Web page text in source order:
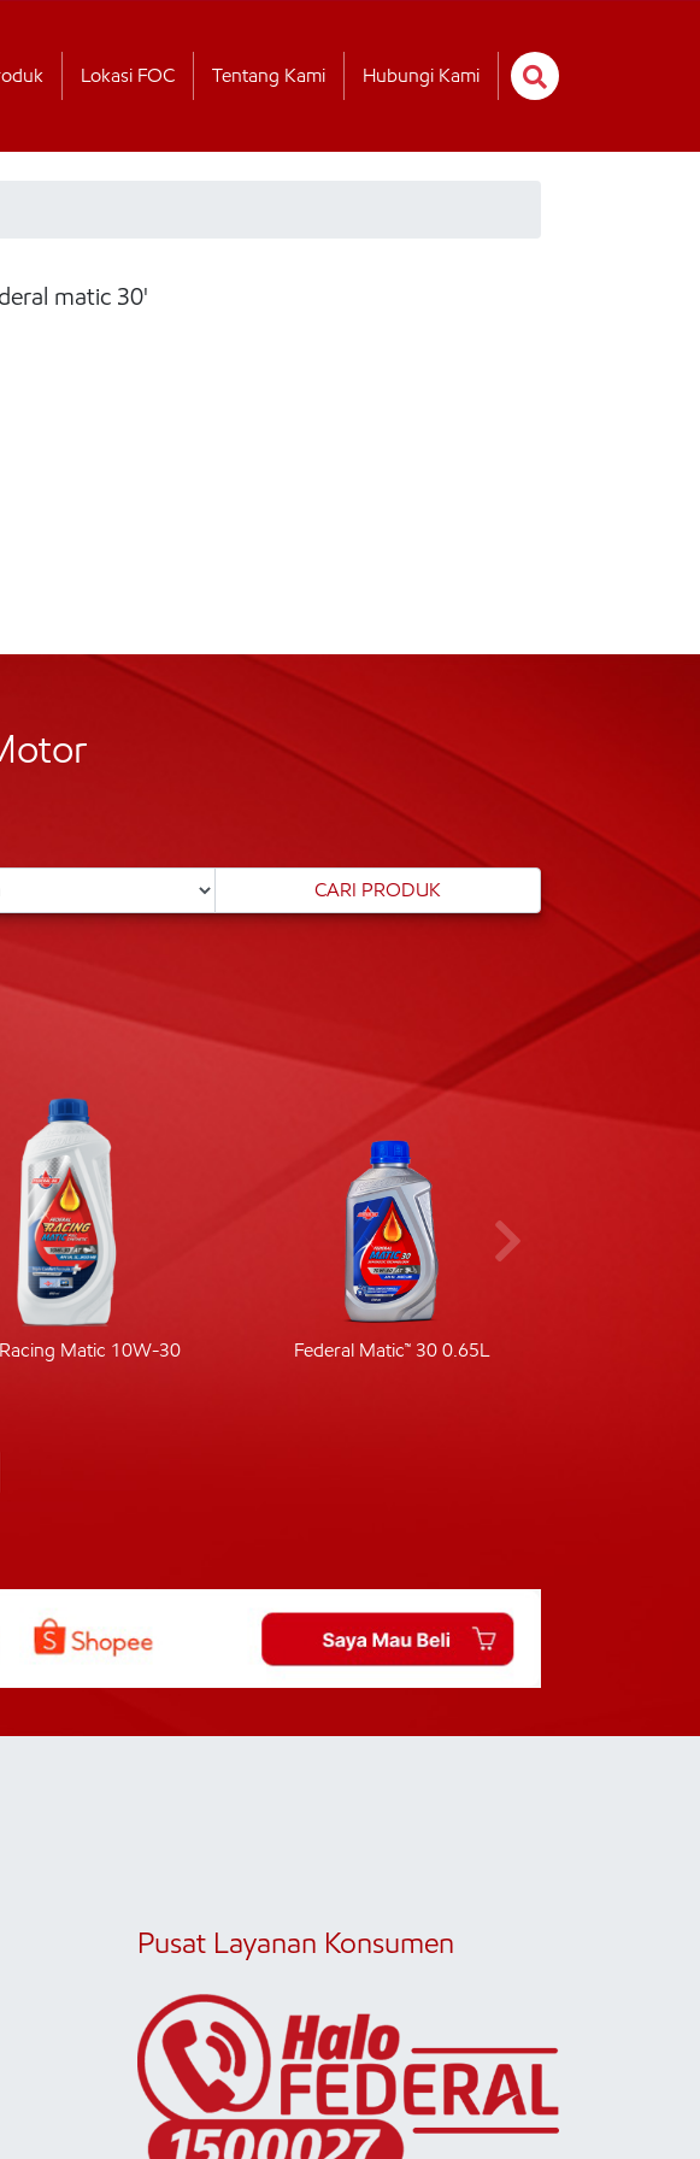
Lokasi FOC Tentang Kami Hubungi Kami
matic 30'
Matic 10W-30 Federal Matic™ 30 0.65L
Pusat Layanan Konsumen